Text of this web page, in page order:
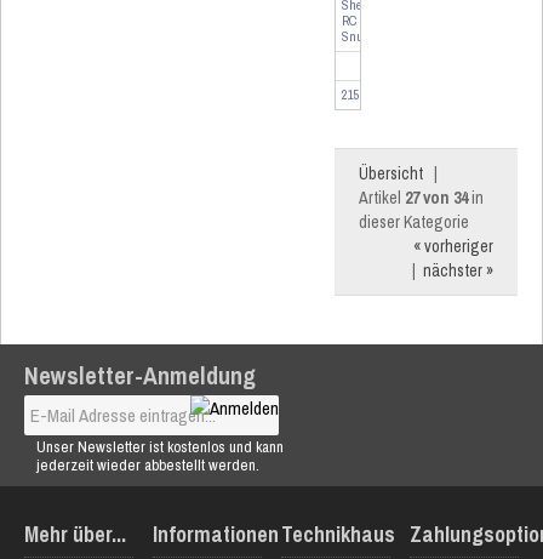
Shelly
RC
Snubber
-
215629
Übersicht |
Artikel 27 von 34in
dieser Kategorie
« vorheriger
| nächster »
Newsletter-Anmeldung
Unser Newsletter ist kostenlos und kann
jederzeit wieder abbestellt werden.
Mehr über... InformationenTechnikhaus